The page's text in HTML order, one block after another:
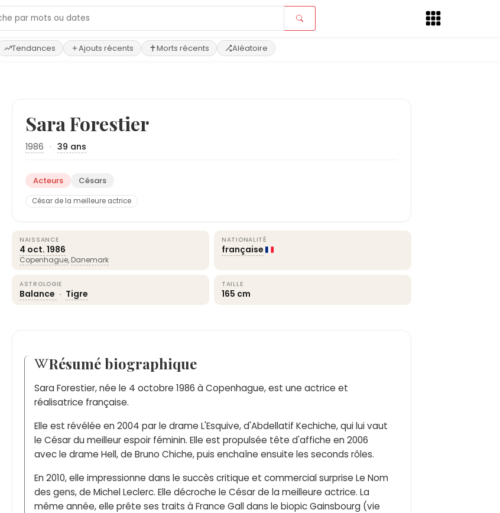
Tendances Ajouts récents Morts récents Aléatoire
Sara Forestier
1986 · 39 ans
Acteurs Césars
César de la meilleure actrice
NAISSANCE
4 oct. 1986
Copenhague, Danemark
NATIONALITÉ
française
ASTROLOGIE
Balance · Tigre
TAILLE
165 cm
Résumé biographique
Sara Forestier, née le 4 octobre 1986 à Copenhague, est une actrice et
réalisatrice française.
Elle est révélée en 2004 par le drame L'Esquive, d'Abdellatif Kechiche, qui lui vaut
le César du meilleur espoir féminin. Elle est propulsée tête d'affiche en 2006
avec le drame Hell, de Bruno Chiche, puis enchaîne ensuite les seconds rôles.
En 2010, elle impressionne dans le succès critique et commercial surprise Le Nom
des gens, de Michel Leclerc. Elle décroche le César de la meilleure actrice. La
même année, elle prête ses traits à France Gall dans le biopic Gainsbourg (vie